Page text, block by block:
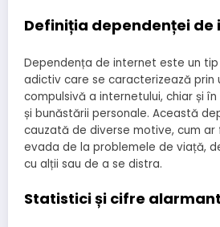
Definiția dependenței de
Dependența de internet este un
adictiv care se caracterizează prin
compulsivă a internetului, chiar și
și bunăstării personale. Această
cauzată de diverse motive, cum ar
evada de la problemele de viață,
cu alții sau de a se distra.
Statistici și cifre